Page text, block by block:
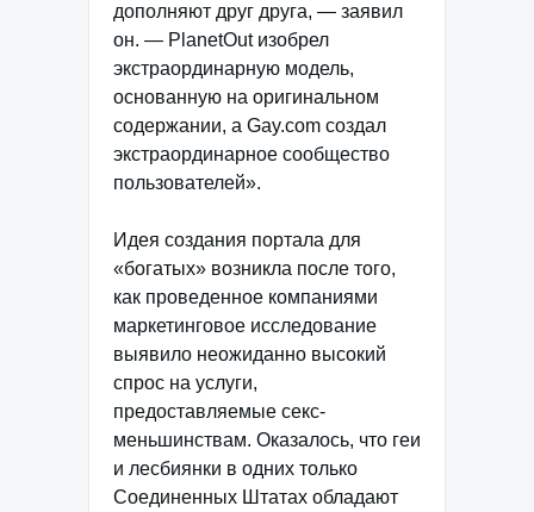
дополняют друг друга, — заявил
он. — PlanetOut изобрел
экстраординарную модель,
основанную на оригинальном
содержании, а Gay.com создал
экстраординарное сообщество
пользователей».
Идея создания портала для
«богатых» возникла после того,
как проведенное компаниями
маркетинговое исследование
выявило неожиданно высокий
спрос на услуги,
предоставляемые секс-
меньшинствам. Оказалось, что геи
и лесбиянки в одних только
Соединенных Штатах обладают